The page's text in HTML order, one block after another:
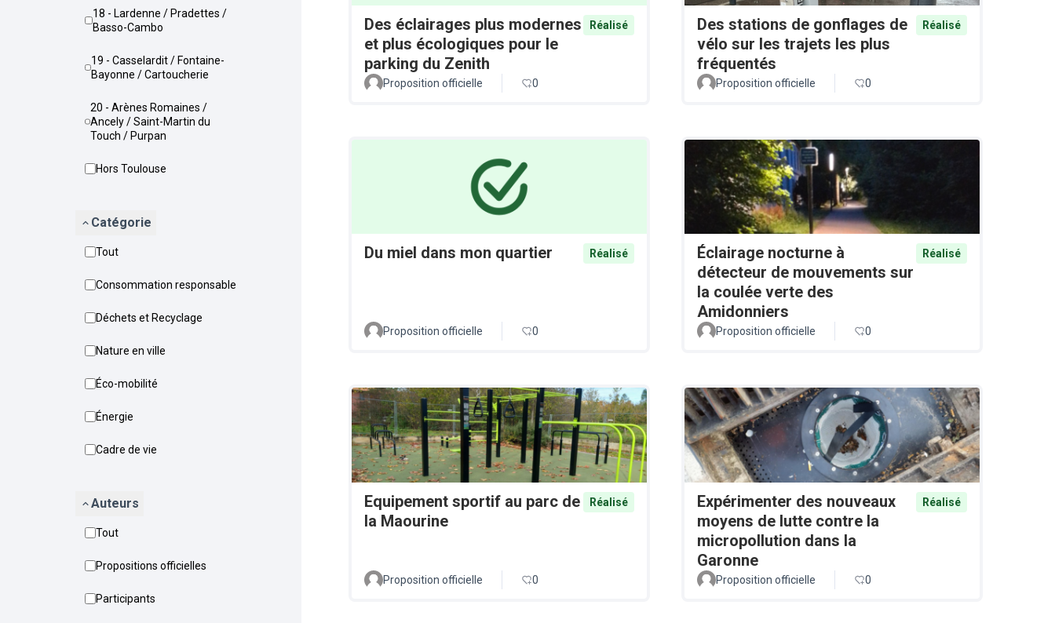
18 - Lardenne / Pradettes /
Basso-Cambo
19 - Casselardit / Fontaine-
Bayonne / Cartoucherie
20 - Arènes Romaines /
Ancely / Saint-Martin du
Touch / Purpan
Hors Toulouse
Catégorie
Tout
Consommation responsable
Déchets et Recyclage
Nature en ville
Éco-mobilité
Énergie
Cadre de vie
Auteurs
Tout
Propositions officielles
Participants
Des éclairages plus modernes
et plus écologiques pour le
parking du Zenith
Réalisé
Proposition officielle 0
Des stations de gonflages de
vélo sur les trajets les plus
fréquentés
Réalisé
Proposition officielle 0
Du miel dans mon quartier Réalisé
Proposition officielle 0
Éclairage nocturne à
détecteur de mouvements sur
la coulée verte des
Amidonniers
Réalisé
Proposition officielle 0
Equipement sportif au parc de
la Maourine
Réalisé
Proposition officielle 0
Expérimenter des nouveaux
moyens de lutte contre la
micropollution dans la
Garonne
Réalisé
Proposition officielle 0